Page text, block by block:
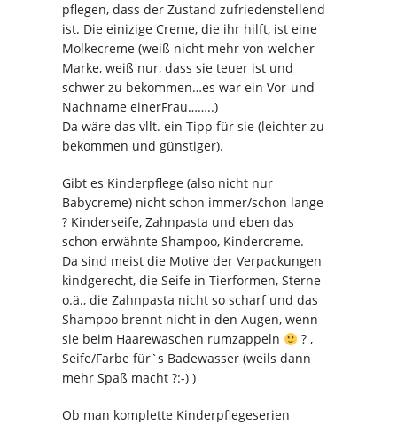
pflegen, dass der Zustand zufriedenstellend
ist. Die einizige Creme, die ihr hilft, ist eine
Molkecreme (weiß nicht mehr von welcher
Marke, weiß nur, dass sie teuer ist und
schwer zu bekommen…es war ein Vor-und
Nachname einerFrau……..)
Da wäre das vllt. ein Tipp für sie (leichter zu
bekommen und günstiger).
Gibt es Kinderpflege (also nicht nur
Babycreme) nicht schon immer/schon lange
? Kinderseife, Zahnpasta und eben das
schon erwähnte Shampoo, Kindercreme.
Da sind meist die Motive der Verpackungen
kindgerecht, die Seife in Tierformen, Sterne
o.ä., die Zahnpasta nicht so scharf und das
Shampoo brennt nicht in den Augen, wenn
sie beim Haarewaschen rumzappeln
? ,
Seife/Farbe für`s Badewasser (weils dann
mehr Spaß macht ?:-) )
Ob man komplette Kinderpflegeserien